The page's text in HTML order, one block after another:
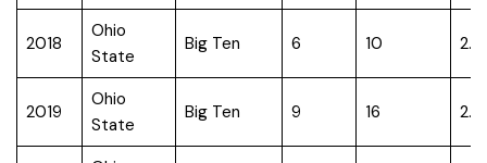
2018
Ohio
State
Big Ten 6 10 2.0
2019
Ohio
State
Big Ten 9 16 2.0